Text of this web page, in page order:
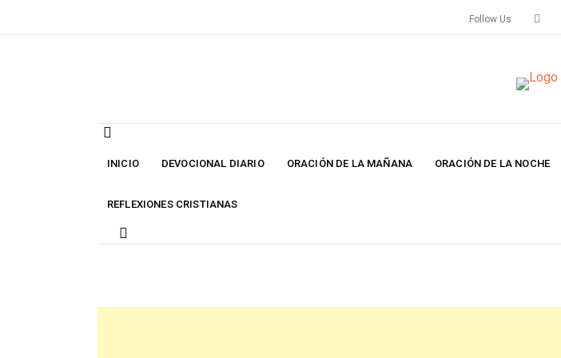
Follow Us
INICIO DEVOCIONAL DIARIO ORACIÓN DE LA MAÑANA ORACIÓN DE LA NOCHE
REFLEXIONES CRISTIANAS